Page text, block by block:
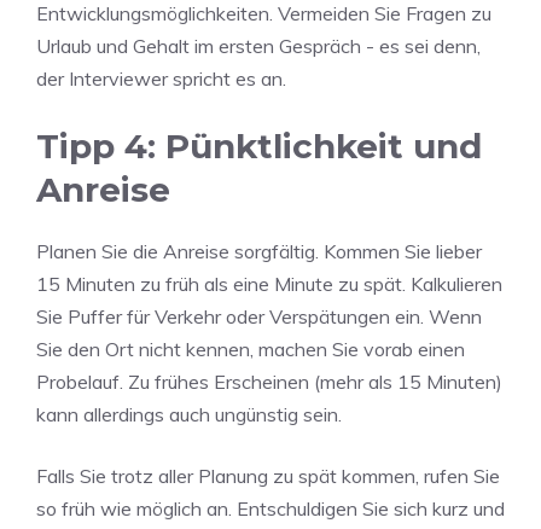
Entwicklungsmöglichkeiten. Vermeiden Sie Fragen zu
Urlaub und Gehalt im ersten Gespräch - es sei denn,
der Interviewer spricht es an.
Tipp 4: Pünktlichkeit und
Anreise
Planen Sie die Anreise sorgfältig. Kommen Sie lieber
15 Minuten zu früh als eine Minute zu spät. Kalkulieren
Sie Puffer für Verkehr oder Verspätungen ein. Wenn
Sie den Ort nicht kennen, machen Sie vorab einen
Probelauf. Zu frühes Erscheinen (mehr als 15 Minuten)
kann allerdings auch ungünstig sein.
Falls Sie trotz aller Planung zu spät kommen, rufen Sie
so früh wie möglich an. Entschuldigen Sie sich kurz und